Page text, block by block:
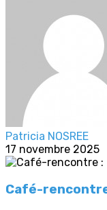
Patricia NOSREE
17 novembre 2025
Café-